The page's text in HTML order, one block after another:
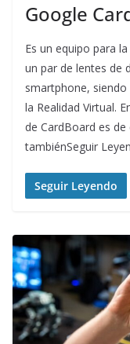
Google
Es un equipo para
un par de lentes de
smartphone,
la Realidad Virtual.
de CardBoard es
tambiénSeguir
Seguir Leyendo